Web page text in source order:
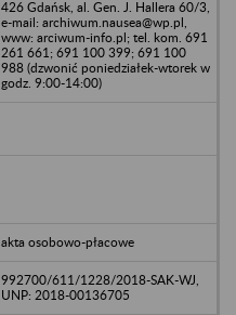
426 Gdańsk, al. Gen. J. Hallera 60/3,
e-mail: archiwum.nausea@wp.pl,
www: arciwum-info.pl; tel. kom. 691
261 661; 691 100 399; 691 100
988 (dzwonić poniedziałek-wtorek w
godz. 9:00-14:00)
akta osobowo-płacowe
992700/611/1228/2018-SAK-WJ,
UNP: 2018-00136705